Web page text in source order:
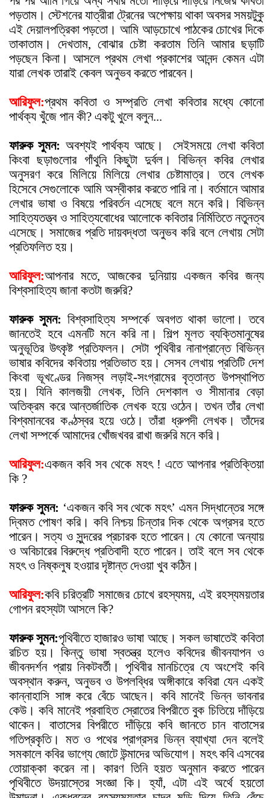
পড়তাম। স্টেশনের যাত্রীরা ট্রেনের অপেক্ষায় থাকা অবসর সময়টুকু
এই দেয়ালপত্রিকা পড়তো। আমি আড়চোখে পাঠকের চোখের দিকে
তাকাতাম। দেখতাম, বোঝার চেষ্টা করতাম তিনি আমার ছড়াটি
পড়ছেন কিনা। আসলে প্রথম লেখা প্রকাশের আনন্দ কেমন এটা
যারা লেখক তারাই কেবল অনুভব করতে পারবেন।
আরিফুল:প্রথম কবিতা ও সম্প্রতি লেখা কবিতার মধ্যে কোনো
পার্থক্য খুঁজে পান কী? একটু খুলে বলুন...
ফারুক সুমন: অবশ্যই পার্থক্য আছে।
সেইসময়ে লেখা কবিতা
কিংবা ছড়াগুলোর গাঁথুনি কিছুটা দুর্বল। বিভিন্ন কবির লেখার
অনুসরণ করে মিলিয়ে মিলিয়ে লেখার চেষ্টামাত্র। তবে লেখক
হিসেবে সেগুলোকে আমি অস্বীকার করতে পারি না। বর্তমানে আমার
লেখার ভাষা ও বিষয়ে পরিবর্তন এসেছে বলে মনে করি। বিভিন্ন
সাহিত্যতত্ত্ব ও সাহিত্যবোধের আলোকে কবিতার নির্মিতিতে নতুনত্ব
এসেছে। সমাজের প্রতি দায়বদ্ধতা অনুভব করি বলে লেখায় সেটা
প্রতিফলিত হয়।
আরিফুল:আপনার মতে, আজকের দুনিয়ায় একজন কবির জন্য
বিশ্বসাহিত্য জানা কতটা জরুরি?
ফারুক সুমন: বিশ্বসাহিত্য সম্পর্কে অবগত থাকা ভালো। তবে
জানতেই হবে এমনটি মনে করি না। শিল্প মূলত ব্যক্তিমানুষের
অনুভূতির উৎকৃষ্ট প্রতিফলন। সেটা পৃথিবীর নানাপ্রান্তে বিভিন্ন
ভাষার কবিদের কবিতায় প্রতিভাত হয়। সেসব লেখায় প্রতিটি দেশ
কিংবা ভূখণ্ডের নিজস্ব লড়াই-সংগ্রামের বৃত্তান্ত উপস্থাপিত
হয়। যিনি কালজয়ী লেখক, তিনি দেশকাল ও সীমানার বেড়া
অতিক্রম করে আন্তর্জাতিক লেখক হয়ে ওঠেন। তখন তাঁর লেখা
বিশ্বমানবের কণ্ঠস্বর হয়ে ওঠে। তাঁরা ধ্রুপদী লেখক। তাঁদের
লেখা সম্পর্কে আমাদের খোঁজখবর রাখা জরুরি মনে করি।
আরিফুল:একজন কবি সব থেকে মহৎ! এতে আপনার প্রতিক্তিয়া
কি ?
ফারুক সুমন: ‘একজন কবি সব থেকে মহৎ’ এমন সিদ্ধান্তের সঙ্গে
দ্বিমত পোষণ করি। কবি নিশ্চয় চিন্তার দিক থেকে অগ্রসর হতে
পারেন। সত্য ও সুন্দরের প্রচারক হতে পারেন। যে কোনো অন্যায়
ও অবিচারের বিরুদ্ধে প্রতিবাদী হতে পারেন। তাই বলে সব থেকে
মহৎও নিষ্কলুষ হওয়ার দৃষ্টান্ত দেওয়া খুব কঠিন।
আরিফুল:কবি চরিত্রটি সমাজের চোখে রহস্যময়, এই রহস্যময়তার
গোপন রহস্যটা আসলে কি?
ফারুক সুমন:পৃথিবীতে হাজারও ভাষা আছে। সকল ভাষাতেই কবিতা
রচিত হয়। কিন্তু ভাষা স্বতন্ত্র হলেও কবিদের জীবনযাপন ও
জীবনদর্শন প্রায় নিকটবর্তী। পৃথিবীর মানচিত্রে যে অংশেই কবি
অবস্থান করুন, অনুভব ও উপলব্ধির অঙ্গীকারে কবিরা যেন একই
কান্নাহাসি সাঙ্গ করে বেঁচে আছেন। কবি মানেই ভিন্ন ভাবনার
কেউ। কবি মানেই প্রবাহিত স্রোতের বিপরীতে বুক চিতিয়ে দাঁড়িয়ে
থাকেন। বাতাসের বিপরীতে দাঁড়িয়ে কবি জানতে চান বাতাসের
গতিপ্রকৃতি। মত ও পথের প্রাগ্রসর ভিন্ন ব্যাখ্যা দেন বলেই
সমকালে কবির ভাগ্যে জোটে উন্মাদের অভিযোগ। মহৎকবি এসবের
তোয়াক্কা করেন না। কারণ তিনি হয়ত অনুমান করতে পারেন
পৃথিবীতে উদয়াস্তের সংজ্ঞা কি। হ্যাঁ, এটা এই অর্থে হয়তো